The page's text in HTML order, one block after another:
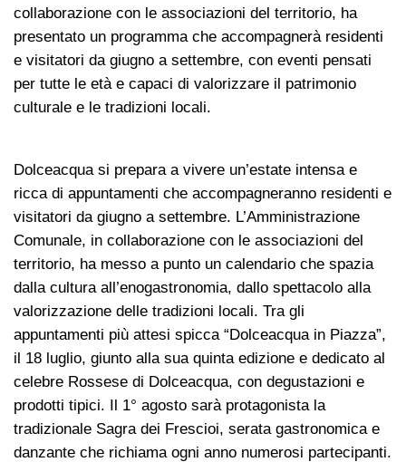
collaborazione con le associazioni del territorio, ha
presentato un programma che accompagnerà residenti
e visitatori da giugno a settembre, con eventi pensati
per tutte le età e capaci di valorizzare il patrimonio
culturale e le tradizioni locali.
Dolceacqua si prepara a vivere un’estate intensa e
ricca di appuntamenti che accompagneranno residenti e
visitatori da giugno a settembre. L’Amministrazione
Comunale, in collaborazione con le associazioni del
territorio, ha messo a punto un calendario che spazia
dalla cultura all’enogastronomia, dallo spettacolo alla
valorizzazione delle tradizioni locali. Tra gli
appuntamenti più attesi spicca “Dolceacqua in Piazza”,
il 18 luglio, giunto alla sua quinta edizione e dedicato al
celebre Rossese di Dolceacqua, con degustazioni e
prodotti tipici. Il 1° agosto sarà protagonista la
tradizionale Sagra dei Frescioi, serata gastronomica e
danzante che richiama ogni anno numerosi partecipanti.